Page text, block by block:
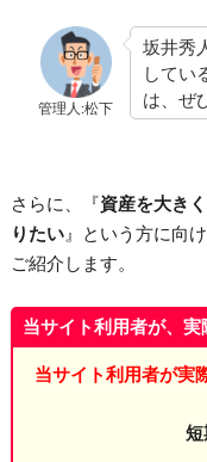
管理人:松下
坂井秀
してい
は、ぜ
さらに、『資産を大き
りたい』という方に向
ご紹介します。
当サイト利用者が、
当サイト利用者が実
短